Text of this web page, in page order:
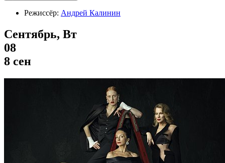
Режиссёр: Андрей Калинин
Сентябрь, Вт
08
8 сен